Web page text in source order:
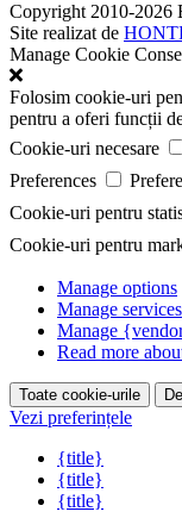
Copyright 2010-2026
Site realizat de
Manage Cookie
Folosim cookie-uri
pentru a oferi funcții
Cookie-uri necesare
Preferences
Cookie-uri pentru
Cookie-uri pentru
Manage options
Manage services
Manage
Read more
Toate cookie-urile
Vezi preferințele
{title}
{title}
{title}